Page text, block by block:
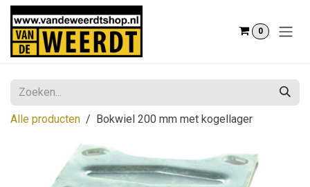
Overslaan naar inhoud
0
Alle producten Bokwiel 200 mm met kogellager